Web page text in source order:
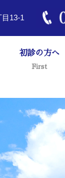
13-1
初診の方へ
First